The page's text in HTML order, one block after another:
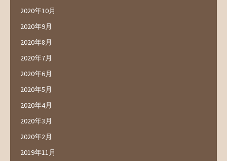
2020年10月
2020年9月
2020年8月
2020年7月
2020年6月
2020年5月
2020年4月
2020年3月
2020年2月
2019年11月